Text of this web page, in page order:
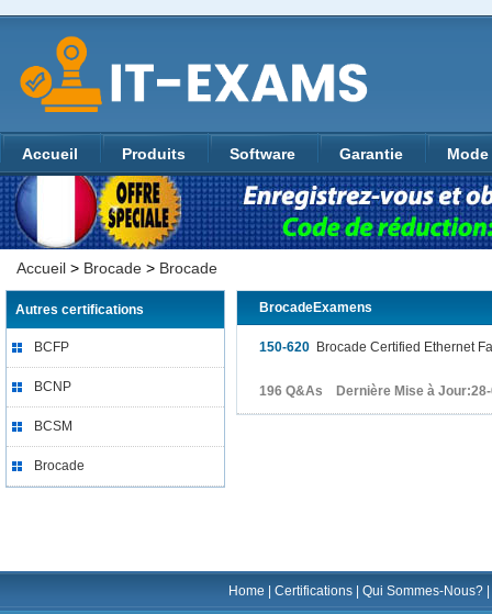
Accueil Produits Software Garantie
Accueil > Brocade > Brocade
Autres certifications
BCFP
BCNP
BCSM
Brocade
BrocadeExamens
150-620 Brocade Certified Ethernet
196 Q&As Dernière Mise à Jour:28-
Home Certifications Qui Sommes-Nous?